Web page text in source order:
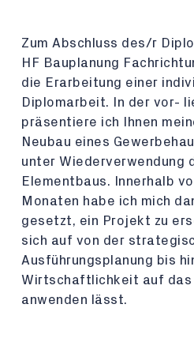
Zum Abschluss des/r
HF Bauplanung
die Erarbeitung einer
Diplomarbeit. In der vor-
präsentiere ich Ihnen
Neubau eines
unter Wiederverwendung
Elementbaus. Innerhalb
Monaten habe ich mich
gesetzt, ein Projekt zu
sich auf von der
Ausführungsplanung bis
Wirtschaftlichkeit auf
anwenden lässt.